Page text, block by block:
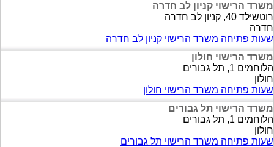
משרד הרישוי קניון לב חדרה
רוטשילד 40, קניון לב חדרה
חדרה
שעות פתיחה משרד הרישוי קניון לב חדרה
משרד הרישוי חולון
הלוחמים 1, תל גבורים
חולון
שעות פתיחה משרד הרישוי חולון
משרד הרישוי תל גבורים
הלוחמים 1, תל גבורים
חולון
שעות פתיחה משרד הרישוי תל גבורים